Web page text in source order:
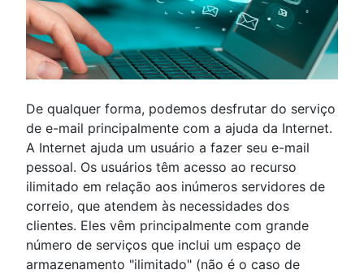
De qualquer forma, podemos desfrutar do serviço
de e-mail principalmente com a ajuda da Internet.
A Internet ajuda um usuário a fazer seu e-mail
pessoal. Os usuários têm acesso ao recurso
ilimitado em relação aos inúmeros servidores de
correio, que atendem às necessidades dos
clientes. Eles vêm principalmente com grande
número de serviços que inclui um espaço de
armazenamento "ilimitado" (não é o caso de